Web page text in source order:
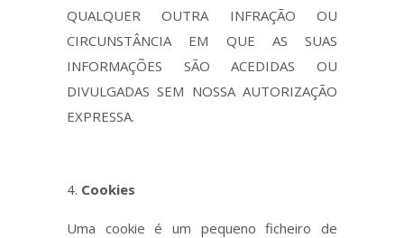
QUALQUER OUTRA INFRAÇÃO OU
CIRCUNSTÂNCIA EM QUE AS SUAS
INFORMAÇÕES SÃO ACEDIDAS OU
DIVULGADAS SEM NOSSA AUTORIZAÇÃO
EXPRESSA.
Cookies
Uma cookie é um pequeno ficheiro de